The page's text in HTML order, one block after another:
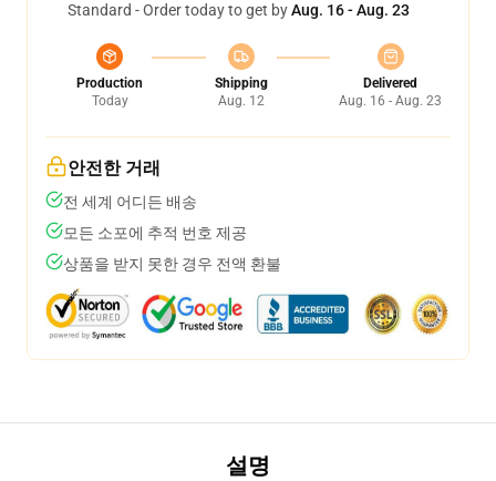
Standard - Order today to get byAug. 16 - Aug. 23
Production
Today
Shipping
Aug. 12
Delivered
Aug. 16 - Aug. 23
안전한 거래
전 세계 어디든 배송
모든 소포에 추적 번호 제공
상품을 받지 못한 경우 전액 환불
설명